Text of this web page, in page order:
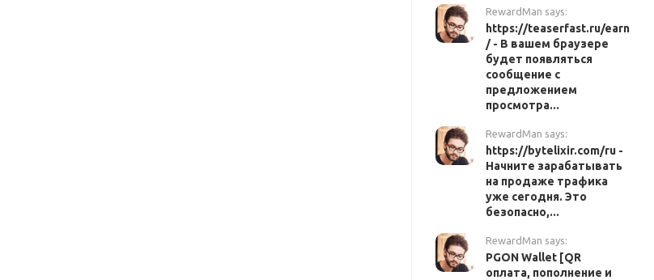
RewardMan says:
https://teaserfast.ru/earn
/ - В вашем браузере
будет появляться
сообщение с
предложением
просмотра...
RewardMan says:
https://bytelixir.com/ru -
Начните зарабатывать
на продаже трафика
уже сегодня. Это
безопасно,...
RewardMan says:
PGON Wallet [QR
оплата, пополнение и